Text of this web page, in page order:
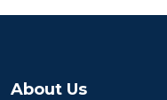
About Us